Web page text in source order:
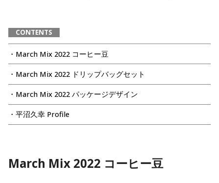
CONTENTS
・March Mix 2022 コーヒー豆
・March Mix 2022 ドリップバッグセット
・March Mix 2022 パッケージデザイン
・平沼久幸 Profile
March Mix 2022 コーヒー豆